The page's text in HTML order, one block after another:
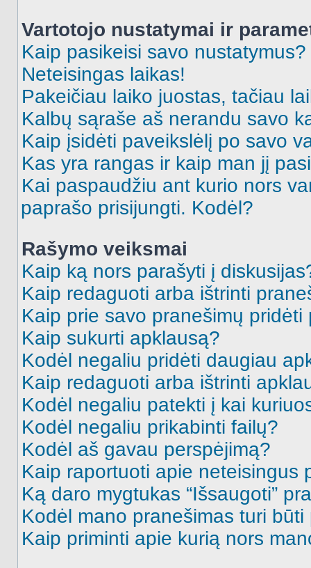
Vartotojo nustatymai ir
Kaip pasikeisi savo nustatymus?
Neteisingas laikas!
Pakeičiau laiko juostas, tačiau
Kalbų sąraše aš nerandu savo
Kaip įsidėti paveikslėlį po savo
Kas yra rangas ir kaip man jį
Kai paspaudžiu ant kurio nors
paprašo prisijungti. Kodėl?
Rašymo veiksmai
Kaip ką nors parašyti į
Kaip redaguoti arba ištrinti
Kaip prie savo pranešimų pridėti
Kaip sukurti apklausą?
Kodėl negaliu pridėti daugiau
Kaip redaguoti arba ištrinti
Kodėl negaliu patekti į kai
Kodėl negaliu prikabinti failų?
Kodėl aš gavau perspėjimą?
Kaip raportuoti apie neteisingus
Ką daro mygtukas “Išsaugoti”
Kodėl mano pranešimas turi būti
Kaip priminti apie kurią nors